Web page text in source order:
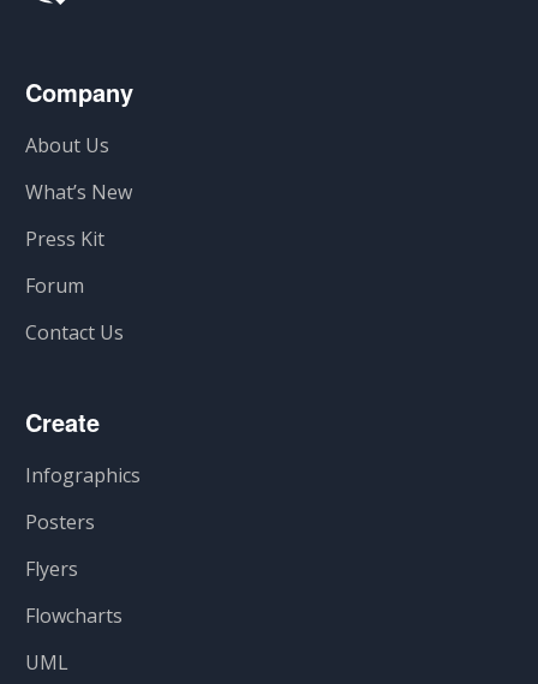
Company
About Us
What’s New
Press Kit
Forum
Contact Us
Create
Infographics
Posters
Flyers
Flowcharts
UML